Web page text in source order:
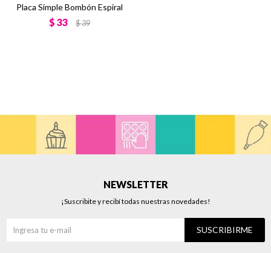
Placa Simple Bombón Espiral
$ 33 $39
NEWSLETTER
¡Suscribite y recibí todas nuestras novedades!
SUSCRIBIRME